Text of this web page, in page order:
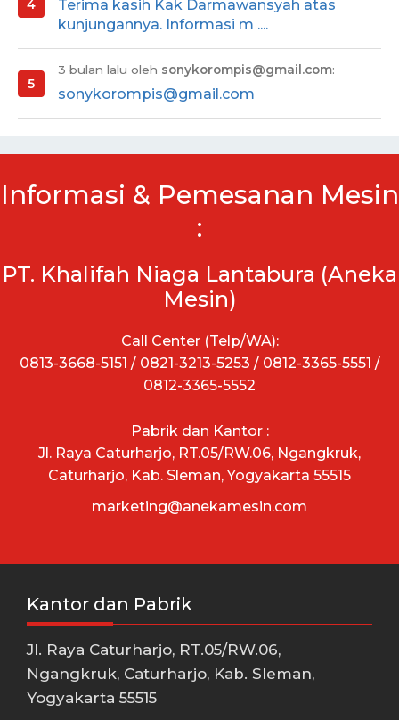
Terima kasih Kak Darmawansyah atas
kunjungannya. Informasi m ....
3 bulan lalu oleh sonykorompis@gmail.com:
sonykorompis@gmail.com
Informasi & Pemesanan Mesin
:
PT. Khalifah Niaga Lantabura (Aneka
Mesin)
Call Center (Telp/WA):
0813-3668-5151 / 0821-3213-5253 / 0812-3365-5551 /
0812-3365-5552
Pabrik dan Kantor :
Jl. Raya Caturharjo, RT.05/RW.06, Ngangkruk,
Caturharjo, Kab. Sleman, Yogyakarta 55515
marketing@anekamesin.com
Kantor dan Pabrik
Jl. Raya Caturharjo, RT.05/RW.06,
Ngangkruk, Caturharjo, Kab. Sleman,
Yogyakarta 55515